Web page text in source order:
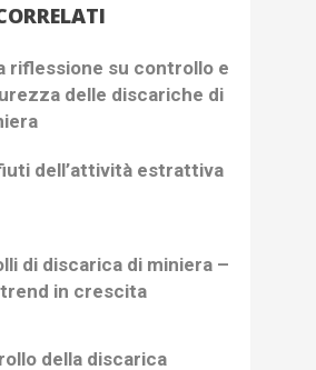
riflessione su controllo e
delle discariche di
dell’attività estrattiva
di discarica di miniera –
trend in crescita
della discarica